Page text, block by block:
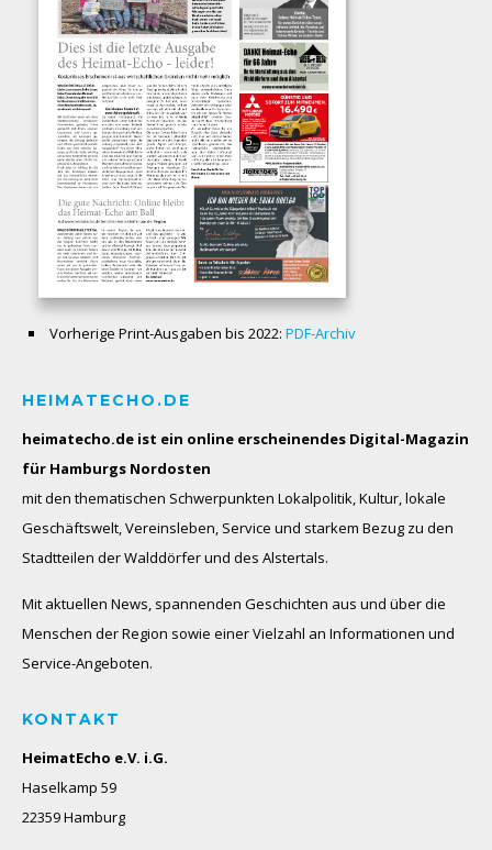
Vorherige Print-Ausgaben bis 2022: PDF-Archiv
HEIMATECHO.DE
heimatecho.de ist ein online erscheinendes Digital-Magazin
für Hamburgs Nordosten
mit den thematischen Schwerpunkten Lokalpolitik, Kultur, lokale
Geschäftswelt, Vereinsleben, Service und starkem Bezug zu den
Stadtteilen der Walddörfer und des Alstertals.
Mit aktuellen News, spannenden Geschichten aus und über die
Menschen der Region sowie einer Vielzahl an Informationen und
Service-Angeboten.
KONTAKT
HeimatEcho e.V. i.G.
Haselkamp 59
22359 Hamburg